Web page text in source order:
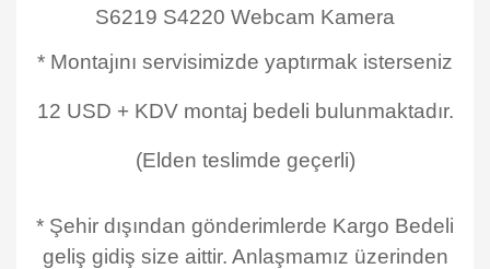
S6219 S4220 Webcam Kamera
* Montajını servisimizde yaptırmak isterseniz
12 USD + KDV montaj bedeli bulunmaktadır.
(Elden teslimde geçerli)
* Şehir dışından gönderimlerde Kargo Bedeli
geliş gidiş size aittir. Anlaşmamız üzerinden